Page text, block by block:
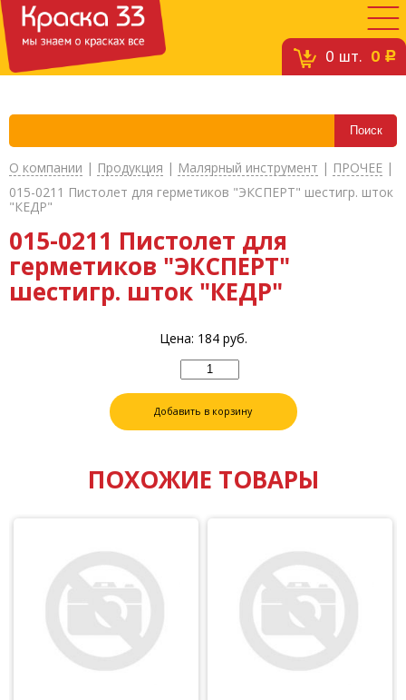
0 шт. 0 c
О компании | Продукция | Малярный инструмент | ПРОЧЕЕ |
015-0211 Пистолет для герметиков "ЭКСПЕРТ" шестигр. шток
"КЕДР"
015-0211 Пистолет для
герметиков "ЭКСПЕРТ"
шестигр. шток "КЕДР"
Цена: 184руб.
Добавить в корзину
ПОХОЖИЕ ТОВАРЫ